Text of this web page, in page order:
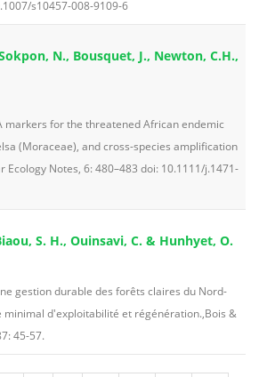
s10457-008-9109-6
N., Bousquet, J., Newton, C.H.,
markers for the threatened African endemic
(Moraceae), and cross-species amplification
Ecology Notes, 6: 480–483 doi: 10.1111/j.1471-
S. H., Ouinsavi, C. & Hunhyet, O.
gestion durable des forêts claires du Nord-
minimal d'exploitabilité et régénération.,Bois &
45-57.